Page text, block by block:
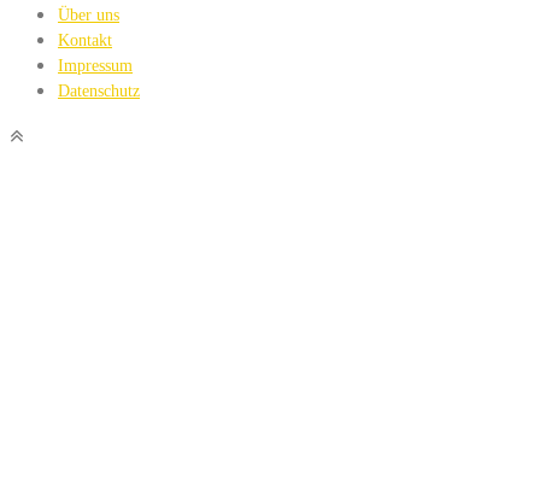
Über uns
Kontakt
Impressum
Datenschutz